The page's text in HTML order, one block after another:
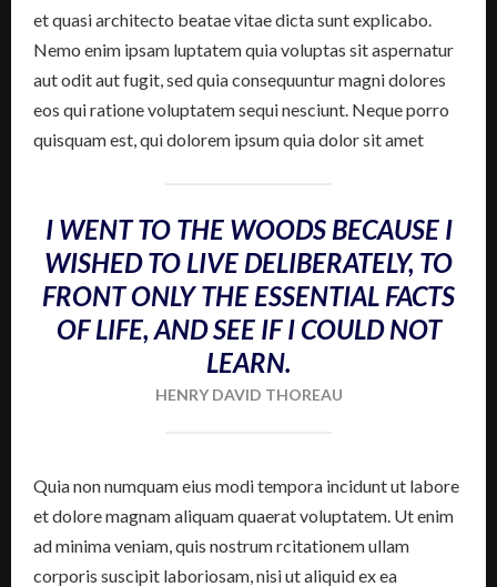
et quasi architecto beatae vitae dicta sunt explicabo.
Nemo enim ipsam luptatem quia voluptas sit aspernatur
aut odit aut fugit, sed quia consequuntur magni dolores
eos qui ratione voluptatem sequi nesciunt. Neque porro
quisquam est, qui dolorem ipsum quia dolor sit amet
I WENT TO THE WOODS BECAUSE I
WISHED TO LIVE DELIBERATELY, TO
FRONT ONLY THE ESSENTIAL FACTS
OF LIFE, AND SEE IF I COULD NOT
LEARN.
HENRY DAVID THOREAU
Quia non numquam eius modi tempora incidunt ut labore
et dolore magnam aliquam quaerat voluptatem. Ut enim
ad minima veniam, quis nostrum rcitationem ullam
corporis suscipit laboriosam, nisi ut aliquid ex ea